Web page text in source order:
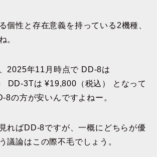
個性と存在意義を持っている2機種、
。
2025年11月時点で DD-8は
DD-3Tは ¥19,800（税込） となって
8の方が安いんですよねー。
ればDD-8ですが、一概にどちらが優
議論はこの際不毛でしょう。